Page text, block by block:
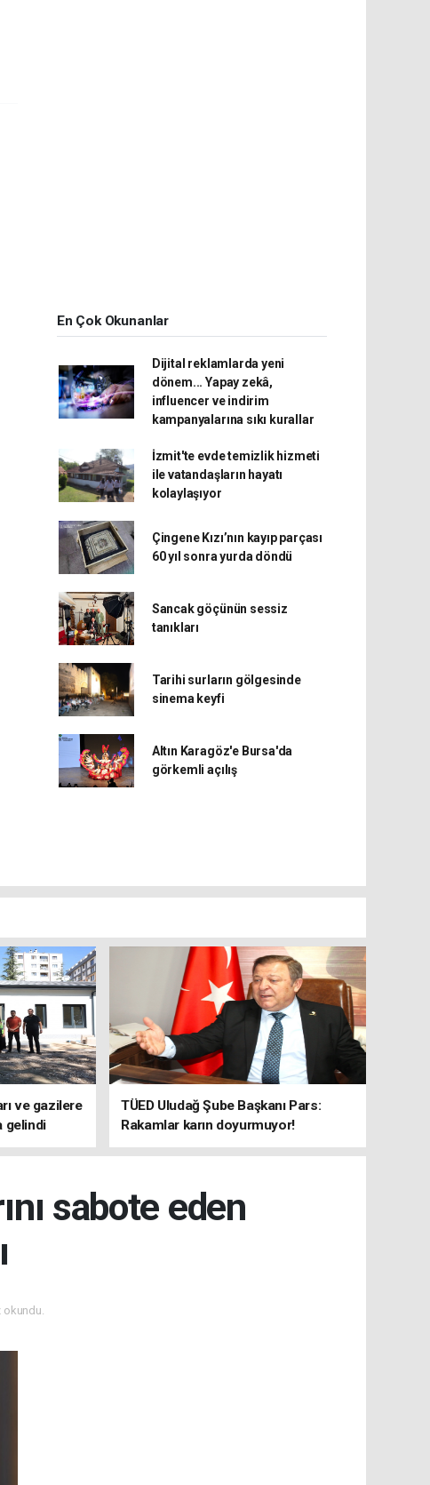
En Çok Okunanlar
Dijital reklamlarda yeni
dönem... Yapay zekâ,
influencer ve indirim
kampanyalarına sıkı kurallar
İzmit'te evde temizlik hizmeti
ile vatandaşların hayatı
kolaylaşıyor
Çingene Kızı’nın kayıp parçası
60 yıl sonra yurda döndü
Sancak göçünün sessiz
tanıkları
Tarihi surların gölgesinde
sinema keyfi
Altın Karagöz'e Bursa'da
görkemli açılış
ve gazilere
gelindi
TÜED Uludağ Şube Başkanı Pars:
Rakamlar karın doyurmuyor!
sabote eden